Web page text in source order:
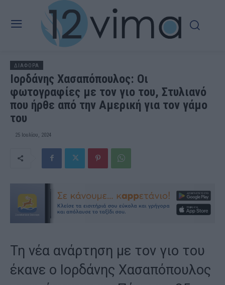
ΔΙΑΦΟΡΑ
Ιορδάνης Χασαπόπουλος: Οι
φωτογραφίες με τον γιο του, Στυλιανό
που ήρθε από την Αμερική για τον γάμο
του
25 Ιουλίου, 2024
Τη νέα ανάρτηση με τον γιο του
έκανε ο Ιορδάνης Χασαπόπουλος